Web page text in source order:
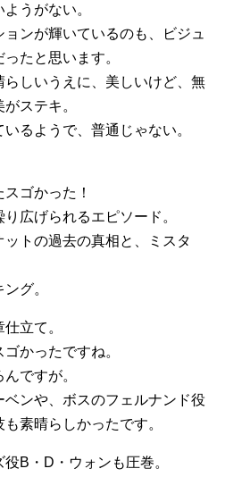
うがない。
ンが輝いているのも、ビジュ
たと思います。
しいうえに、美しいけど、無
ステキ。
るようで、普通じゃない。
ゴかった！
広げられるエピソード。
トの過去の真相と、ミスタ
グ。
立て。
かったですね。
ですが。
ンや、ボスのフェルナンド役
素晴らしかったです。
B・D・ウォンも圧巻。